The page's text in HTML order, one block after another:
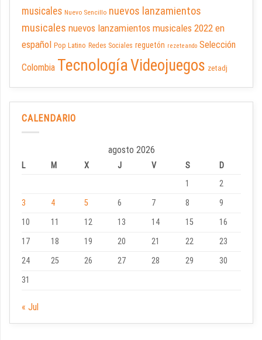
musicales Nuevo Sencillo nuevos lanzamientos
musicales nuevos lanzamientos musicales 2022 en
español Pop Latino Redes Sociales reguetón rezeteando Selección
Colombia TecnologíaVideojuegos zetadj
CALENDARIO
agosto 2026
L M X J V S
D
1
2
3
4 5 6 7 8
9
10
11 12 13 14 15
16
17
18 19 20 21 22
23
24
25 26 27 28 29
30
31
« Jul